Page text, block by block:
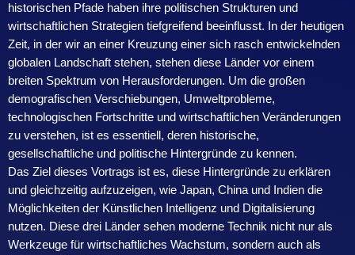
historischen Pfade haben ihre politischen Strukturen und
wirtschaftlichen Strategien tiefgreifend beeinflusst. In der heutigen
Zeit, in der wir an einer Kreuzung einer sich rasch entwickelnden
globalen Landschaft stehen, stehen diese Länder vor einem
breiten Spektrum von Herausforderungen. Um die großen
demografischen Verschiebungen, Umweltprobleme,
technologischen Fortschritte und wirtschaftlichen Veränderungen
zu verstehen, ist es essentiell, deren historische,
gesellschaftliche und politische Hintergründe zu kennen.
Das Ziel dieses Vortrags ist es, diese Hintergründe zu erklären
und gleichzeitig aufzuzeigen, wie Japan, China und Indien die
Möglichkeiten der Künstlichen Intelligenz und Digitalisierung
nutzen. Diese drei Länder sehen moderne Technik nicht nur als
Werkzeuge für wirtschaftliches Wachstum, sondern auch als